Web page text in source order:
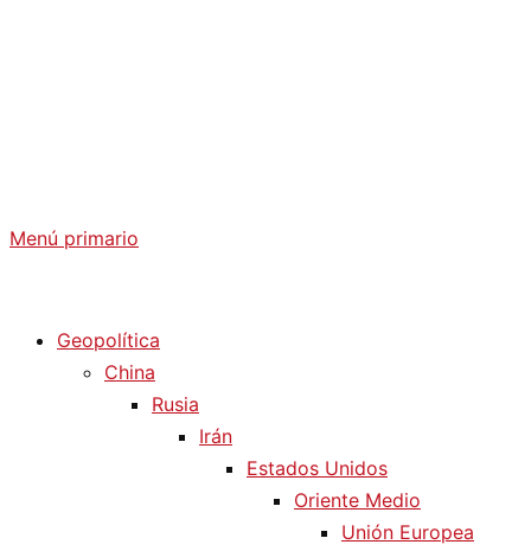
Menú primario
Geopolítica
China
Rusia
Irán
Estados Unidos
Oriente Medio
Unión Europea